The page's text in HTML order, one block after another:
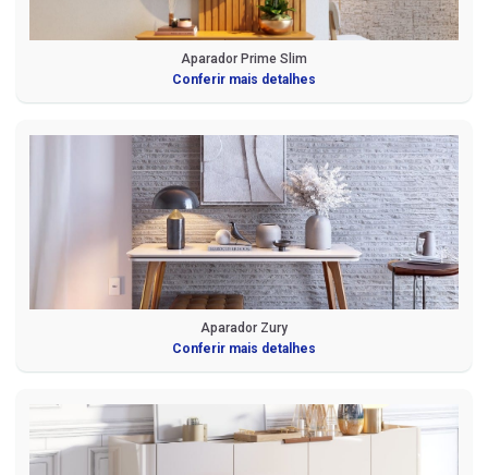
Aparador Prime Slim
Conferir mais detalhes
Aparador Zury
Conferir mais detalhes